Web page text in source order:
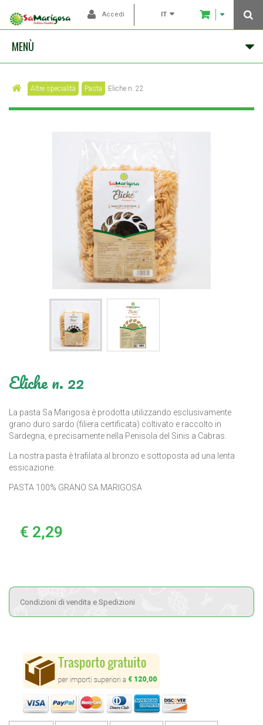
Accedi IT
MENÙ
Altre specialità Pasta Eliche n. 22
Eliche n. 22
La pasta Sa Marigosa è prodotta utilizzando esclusivamente
grano duro sardo (filiera certificata) coltivato e raccolto in
Sardegna, e precisamente nella Penisola del Sinis a Cabras.
La nostra pasta è trafilata al bronzo e sottoposta ad una lenta
essicazione.
PASTA 100% GRANO SA MARIGOSA
€ 2,29
Condizioni di vendita e Spedizioni